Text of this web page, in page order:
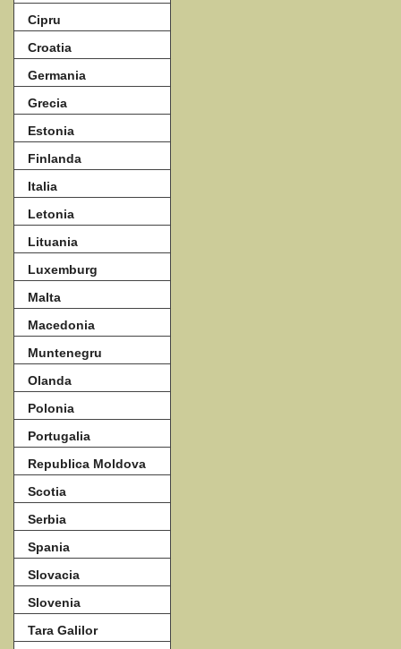
Cipru
Croatia
Germania
Grecia
Estonia
Finlanda
Italia
Letonia
Lituania
Luxemburg
Malta
Macedonia
Muntenegru
Olanda
Polonia
Portugalia
Republica Moldova
Scotia
Serbia
Spania
Slovacia
Slovenia
Tara Galilor